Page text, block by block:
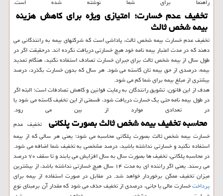
تخفیف عدم خسارت؛ امتیازی ویژه برای کاهش هزینه
بیمه شخص ثالث
تخفیف عدم خسارت بیمه شخص ثالث، پاداشی است که شرکتهای بیمه به رانندگانی می
دهند که در مدت اعتبار بیمه نامه خود هیچ خسارتی دریافت نکرده اند. درحقیقت اگر در
طول سال از بیمه شخص ثالث برای جبران خسارت تصادف استفاده نکنید، هنگام تمدید
بیمه، درصدی از حق بیمه تان کاسته می شود. هر سال که بدون خسارت بگذرد، درصد
بیشتری از مبلغ بیمه برای شما کم می شود.
هدف از این قانون، تشویق رانندگان به رعایت قوانین و کاهش تصادفات است؛ البته اگر
در طول بیمه نامه حتی یک خسارت دریافت شود، قسمتی از این تخفیف کاسته می شود یا
در تعدادی موارد از بین می رود.
محاسبه تخفیف بیمه شخص ثالث بصورت پلکانی تخفیف عدم
خسارت بیمه شخص ثالث بصورت پلکانی محاسبه می شود؛ یعنی هر سالی که از بیمه
استفاده نکنید و خسارتی نداشته باشید، درصد مشخصی به تخفیف شما اضافه می شود.
در محاسبه پلکانی، تخفیف ها بصورت سال به سال افزایش می یابند و تا سقف ۷۰ درصد
می رسند. یعنی اگر راننده ای به مدت ۱۴ سال هیچ خسارتی نداشته باشد، از بیشترین
میزان تخفیف ممکن برخوردار خواهد شد. در مقابل در صورت استفاده از بیمه برای
پرداختخسارت مالی یا جانی، درصدی از تخفیف حذف می شود که مقدار آن برمبنای نوع